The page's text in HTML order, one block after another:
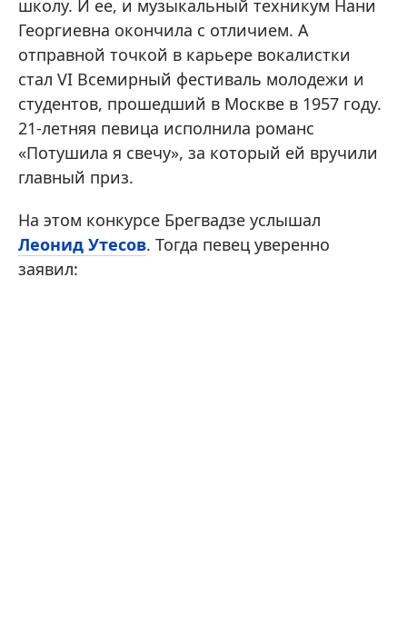
школу. И ее, и музыкальный техникум Нани
Георгиевна окончила с отличием. А
отправной точкой в карьере вокалистки
стал VI Всемирный фестиваль молодежи и
студентов, прошедший в Москве в 1957 году.
21-летняя певица исполнила романс
«Потушила я свечу», за который ей вручили
главный приз.
На этом конкурсе Брегвадзе услышал
Леонид Утесов. Тогда певец уверенно
заявил: